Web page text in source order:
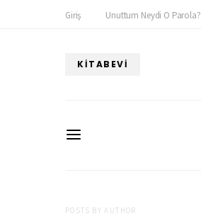
Giriş Unuttum Neydi O Parola?
KITABEVI
POSTS BY AUTHOR